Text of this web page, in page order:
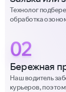
Технолог
обработка
02
Бережная
Наш водитель
курьеров,